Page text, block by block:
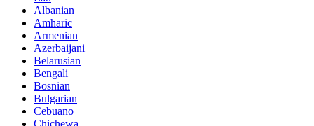
Albanian
Amharic
Armenian
Azerbaijani
Belarusian
Bengali
Bosnian
Bulgarian
Cebuano